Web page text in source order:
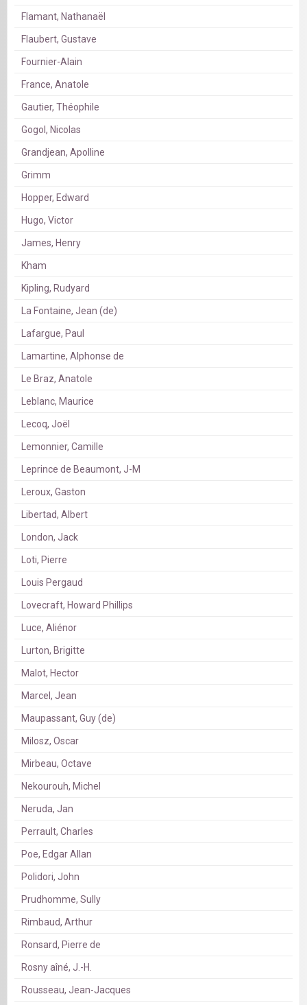
Flamant, Nathanaël
Flaubert, Gustave
Fournier-Alain
France, Anatole
Gautier, Théophile
Gogol, Nicolas
Grandjean, Apolline
Grimm
Hopper, Edward
Hugo, Victor
James, Henry
Kham
Kipling, Rudyard
La Fontaine, Jean (de)
Lafargue, Paul
Lamartine, Alphonse de
Le Braz, Anatole
Leblanc, Maurice
Lecoq, Joël
Lemonnier, Camille
Leprince de Beaumont, J-M
Leroux, Gaston
Libertad, Albert
London, Jack
Loti, Pierre
Louis Pergaud
Lovecraft, Howard Phillips
Luce, Aliénor
Lurton, Brigitte
Malot, Hector
Marcel, Jean
Maupassant, Guy (de)
Milosz, Oscar
Mirbeau, Octave
Nekourouh, Michel
Neruda, Jan
Perrault, Charles
Poe, Edgar Allan
Polidori, John
Prudhomme, Sully
Rimbaud, Arthur
Ronsard, Pierre de
Rosny aîné, J.-H.
Rousseau, Jean-Jacques